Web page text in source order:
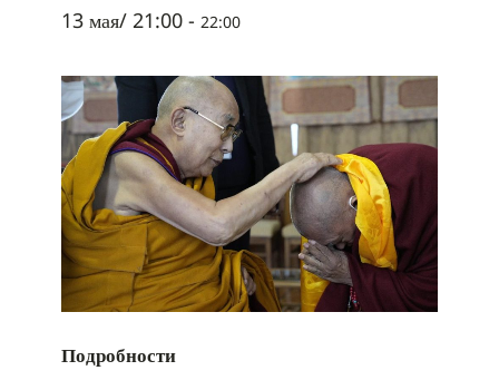
13 мая/ 21:00 - 22:00
Подробности